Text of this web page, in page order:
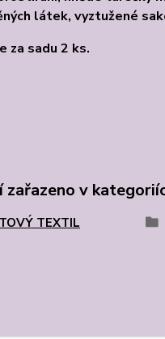
látek, vyztužené
za sadu 2 ks.
zařazeno v
TEXTIL